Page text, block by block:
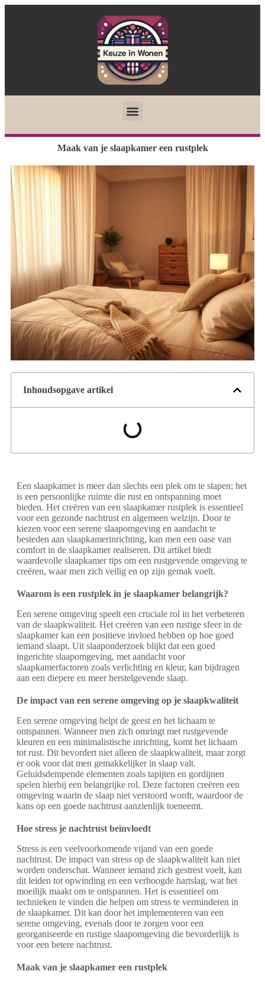
Maak van je slaapkamer een rustplek
Inhoudsopgave artikel
Een slaapkamer is meer dan slechts een plek om te slapen; het
is een persoonlijke ruimte die rust en ontspanning moet
bieden. Het creëren van een slaapkamer rustplek is essentieel
voor een gezonde nachtrust en algemeen welzijn. Door te
kiezen voor een serene slaapomgeving en aandacht te
besteden aan slaapkamerinrichting, kan men een oase van
comfort in de slaapkamer realiseren. Dit artikel biedt
waardevolle slaapkamer tips om een rustgevende omgeving te
creëren, waar men zich veilig en op zijn gemak voelt.
Waarom is een rustplek in je slaapkamer belangrijk?
Een serene omgeving speelt een cruciale rol in het verbeteren
van de slaapkwaliteit. Het creëren van een rustige sfeer in de
slaapkamer kan een positieve invloed hebben op hoe goed
iemand slaapt. Uit slaaponderzoek blijkt dat een goed
ingerichte slaapomgeving, met aandacht voor
slaapkamerfactoren zoals verlichting en kleur, kan bijdragen
aan een diepere en meer herstelgevende slaap.
De impact van een serene omgeving op je slaapkwaliteit
Een serene omgeving helpt de geest en het lichaam te
ontspannen. Wanneer men zich omringt met rustgevende
kleuren en een minimalistische inrichting, komt het lichaam
tot rust. Dit bevordert niet alleen de slaapkwaliteit, maar zorgt
er ook voor dat men gemakkelijker in slaap valt.
Geluidsdempende elementen zoals tapijten en gordijnen
spelen hierbij een belangrijke rol. Deze factoren creëren een
omgeving waarin de slaap niet verstoord wordt, waardoor de
kans op een goede nachtrust aanzienlijk toeneemt.
Hoe stress je nachtrust beïnvloedt
Stress is een veelvoorkomende vijand van een goede
nachtrust. De impact van stress op de slaapkwaliteit kan niet
worden onderschat. Wanneer iemand zich gestrest voelt, kan
dit leiden tot opwinding en een verhoogde hartslag, wat het
moeilijk maakt om te ontspannen. Het is essentieel om
technieken te vinden die helpen om stress te verminderen in
de slaapkamer. Dit kan door het implementeren van een
serene omgeving, evenals door te zorgen voor een
georganiseerde en rustige slaapomgeving die bevorderlijk is
voor een betere nachtrust.
Maak van je slaapkamer een rustplek